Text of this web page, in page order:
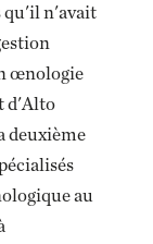
qu'il n'avait
œnologie
d'Alto
deuxième
au